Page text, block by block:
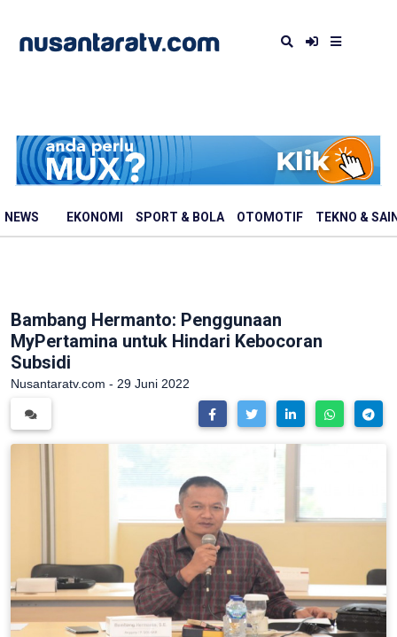
NEWS EKONOMI SPORT & BOLA OTOMOTIF TEKNO &
Bambang Hermanto: Penggunaan
MyPertamina untuk Hindari Kebocoran
Subsidi
Nusantaratv.com - 29 Juni 2022